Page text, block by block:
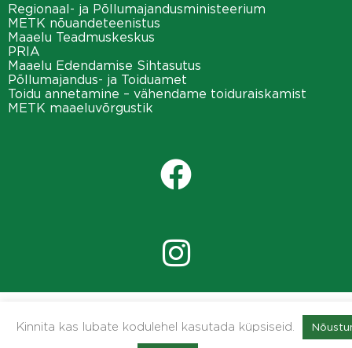
Regionaal- ja Põllumajandusministeerium
METK nõuandeteenistus
Maaelu Teadmuskeskus
PRIA
Maaelu Edendamise Sihtasutus
Põllumajandus- ja Toiduamet
Toidu annetamine – vähendame toiduraiskamist
METK maaeluvõrgustik
Kinnita kas lubate kodulehel kasutada küpsiseid.